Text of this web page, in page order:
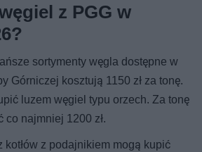
z PGG w
sortymenty węgla dostępne w
Górniczej kosztują 1150 zł za tonę.
luzem węgiel typu orzech. Za tonę
co najmniej 1200 zł.
kotłów z podajnikiem mogą kupić